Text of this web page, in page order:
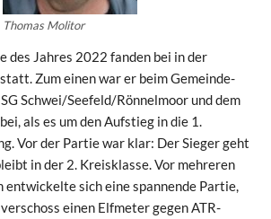
Thomas Molitor
des Jahres 2022 fanden bei in der
Zum einen war er beim Gemeinde-
Schwei/Seefeld/Rönnelmoor und dem
als es um den Aufstieg in die 1.
Vor der Partie war klar: Der Sieger geht
in der 2. Kreisklasse. Vor mehreren
entwickelte sich eine spannende Partie,
einen Elfmeter gegen ATR-